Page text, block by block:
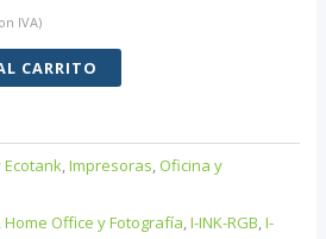
IVA)
CARRITO
Ecotank,Impresoras, Oficina y
,Home Office y Fotografía,I-INK-RGB,I-